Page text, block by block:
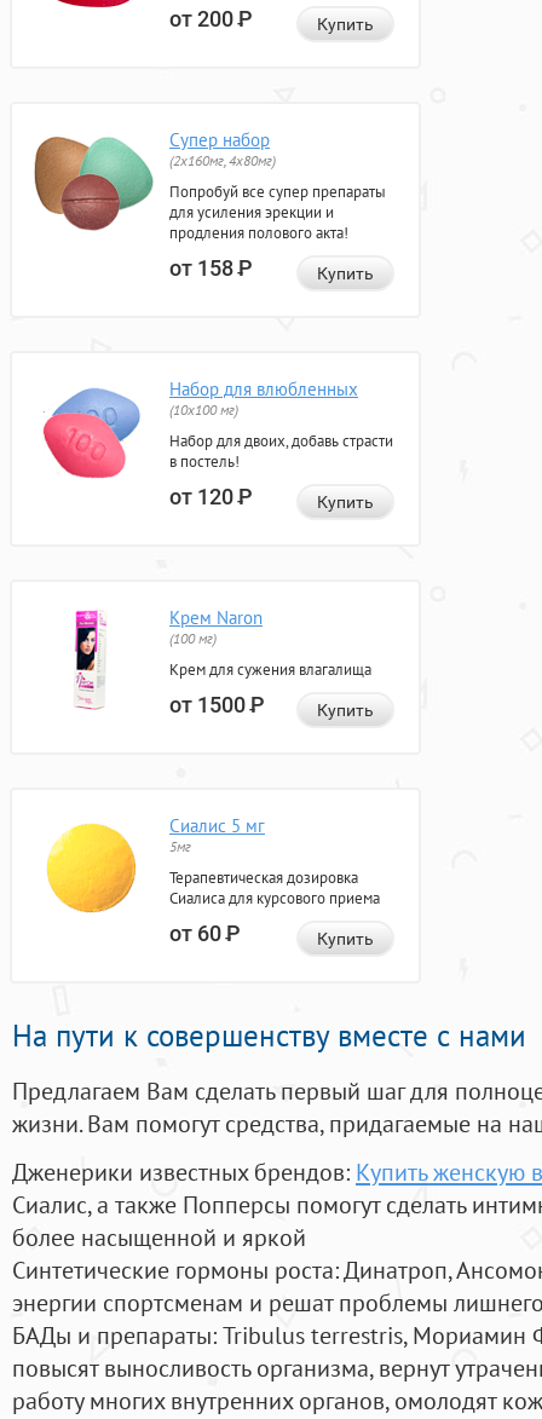
от 200Р Купить
Супер набор
(2х160мг, 4х80мг)
Попробуй все супер препараты
для усиления эрекции и
продления полового акта!
от 158Р Купить
Набор для влюбленных
(10х100 мг)
Набор для двоих, добавь страсти
в постель!
от 120Р Купить
Крем Naron
(100 мг)
Крем для сужения влагалища
от 1500Р Купить
Сиалис 5 мг
5мг
Терапевтическая дозировка
Сиалиса для курсового приема
от 60Р Купить
На пути к совершенству вместе с нами
Предлагаем Вам сделать первый шаг для
жизни. Вам помогут средства, придагаемые на
Дженерики известных брендов: Купить женскую
Сиалис, а также Попперсы помогут сделать
более насыщенной и яркой
Синтетические гормоны роста: Динатроп,
энергии спортсменам и решат проблемы
БАДы и препараты:Tribulus terrestris, Мориамин
повысят выносливость организма, вернут
работу многих внутренних органов, омолодят